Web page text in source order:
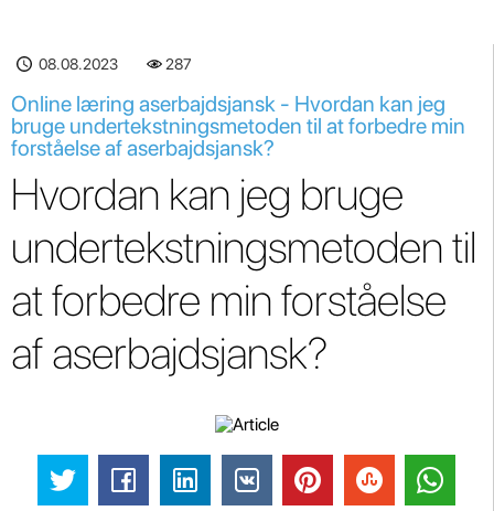
08.08.2023 287
Online læring aserbajdsjansk - Hvordan kan jeg
bruge undertekstningsmetoden til at forbedre min
forståelse af aserbajdsjansk?
Hvordan kan jeg bruge
undertekstningsmetoden til
at forbedre min forståelse
af aserbajdsjansk?